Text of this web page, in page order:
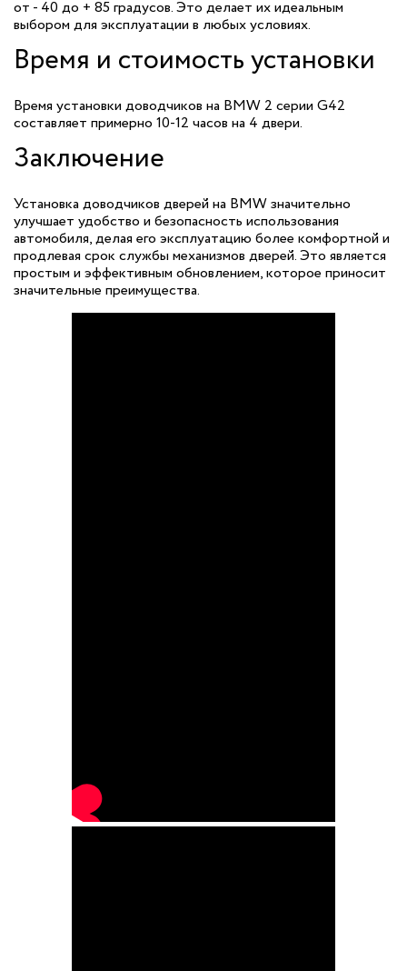
от - 40 до + 85 градусов. Это делает их идеальным
выбором для эксплуатации в любых условиях.
Время и стоимость установки
Время установки доводчиков на BMW 2 серии G42
составляет примерно 10-12 часов на 4 двери.
Заключение
Установка доводчиков дверей на BMW значительно
улучшает удобство и безопасность использования
автомобиля, делая его эксплуатацию более комфортной и
продлевая срок службы механизмов дверей. Это является
простым и эффективным обновлением, которое приносит
значительные преимущества.